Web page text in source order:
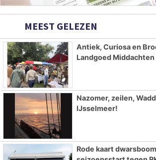
MEEST GELEZEN
Antiek, Curiosa en
Landgoed Middachten
Nazomer, zeilen,
IJsselmeer!
Rode kaart